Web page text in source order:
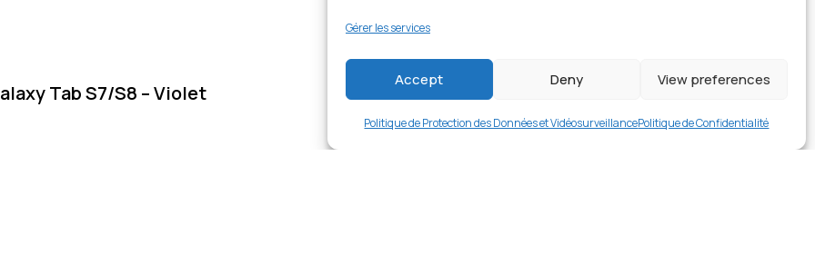
Gérer les services
Accept Deny View preferences
Politique de Protection des Données et VidéosurveillancePolitique de Confidentialité
Tab S7/S8 – Violet 24.99
Buy now